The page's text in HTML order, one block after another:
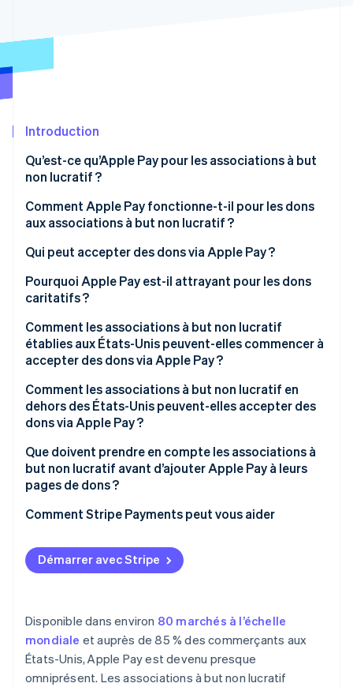
Radar
Atlas
Élimination du carbone
Vérification de l'identité
Stripe Sessions 2026
Regarder la vidéo
Introduction
Qu’est-ce qu’Apple Pay pour les associations à but
non lucratif ?
Comment Apple Pay fonctionne-t-il pour les dons
aux associations à but non lucratif ?
Qui peut accepter des dons via Apple Pay ?
Pourquoi Apple Pay est-il attrayant pour les dons
caritatifs ?
Comment les associations à but non lucratif
établies aux États-Unis peuvent-elles commencer à
accepter des dons via Apple Pay ?
Comment les associations à but non lucratif en
dehors des États-Unis peuvent-elles accepter des
dons via Apple Pay ?
Que doivent prendre en compte les associations à
but non lucratif avant d’ajouter Apple Pay à leurs
pages de dons ?
Comment Stripe Payments peut vous aider
Démarrer avec Stripe
Disponible dans environ 80 marchés à l’échelle
mondiale et auprès de 85 % des commerçants aux
États-Unis, Apple Pay est devenu presque
omniprésent. Les associations à but non lucratif